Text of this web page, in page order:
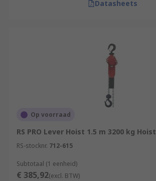
Datasheets
Op voorraad
RS PRO Lever Hoist 1.5 m 3200 kg Hoist
RS-stocknr. 712-615
Subtotaal (1 eenheid)
€ 385,92(excl. BTW)